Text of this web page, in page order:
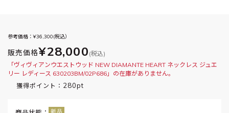
参考価格：¥36,300(税込）
販売価格¥28,000 (税込)
「ヴィヴィアンウエストウッド NEW DIAMANTE HEART ネックレス ジュエ
リー レディース 630203BM/02P686」の在庫がありません。
獲得ポイント： 280pt